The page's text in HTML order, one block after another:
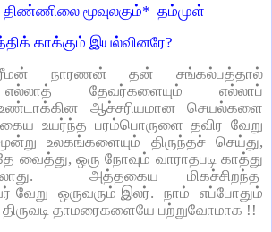
திண்ணிலை மூவுலகும்* தம்முள்
காக்கும் இயல்வினரே?
நாரணன் தன் சங்கல்பத்தால்
எல்லாத் தேவர்களையும் எல்லாப்
ஆச்சரியமான செயல்களை
உயர்ந்த பரம்பொருளை தவிர வேறு
உலகங்களையும் திருந்தச் செய்து,
வைத்து, ஒரு நோவும் வாராதபடி காத்து
அத்தகைய மிகச்சிறந்த
வேறு ஒருவரும் இலர். நாம் எப்போதும்
தாமரைகளையே பற்றுவோமாக !!